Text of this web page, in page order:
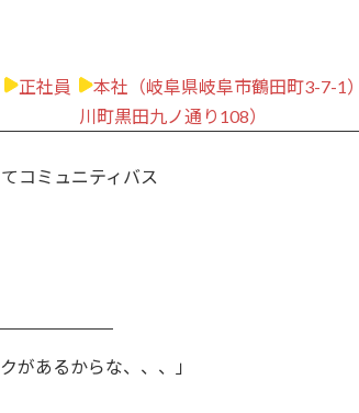
正社員
本社（岐阜県岐阜市鶴田町3-7-1
川町黒田九ノ通り108）
コミュニティバス
があるからな、、、」